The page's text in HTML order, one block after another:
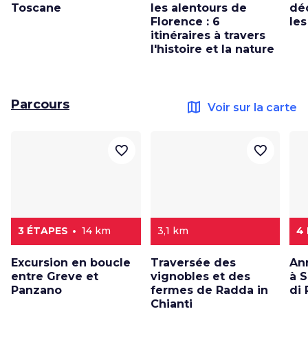
Toscane
les alentours de
Florence : 6
itinéraires à travers
l'histoire et la nature
Parcours map Voir sur la carte
3 ÉTAPES 14 km
Excursion en boucle
entre Greve et
Panzano
favorite_border
3,1 km
Traversée des
vignobles et des
fermes de Radda in
Chianti
favorite_border
4
à
di